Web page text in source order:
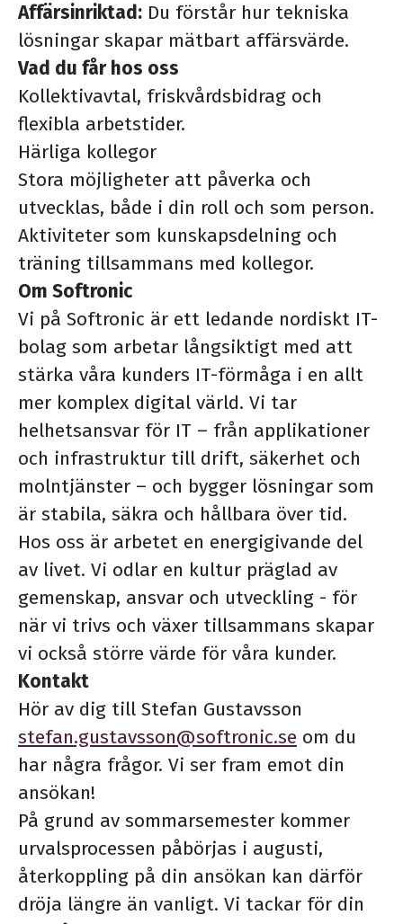
Affärsinriktad: Du förstår hur tekniska
lösningar skapar mätbart affärsvärde.
Vad du får hos oss
Kollektivavtal, friskvårdsbidrag och
flexibla arbetstider.
Härliga kollegor
Stora möjligheter att påverka och
utvecklas, både i din roll och som person.
Aktiviteter som kunskapsdelning och
träning tillsammans med kollegor.
Om Softronic
Vi på Softronic är ett ledande nordiskt IT-
bolag som arbetar långsiktigt med att
stärka våra kunders IT-förmåga i en allt
mer komplex digital värld. Vi tar
helhetsansvar för IT – från applikationer
och infrastruktur till drift, säkerhet och
molntjänster – och bygger lösningar som
är stabila, säkra och hållbara över tid.
Hos oss är arbetet en energigivande del
av livet. Vi odlar en kultur präglad av
gemenskap, ansvar och utveckling - för
när vi trivs och växer tillsammans skapar
vi också större värde för våra kunder.
Kontakt
Hör av dig till Stefan Gustavsson
stefan.gustavsson@softronic.se om du
har några frågor. Vi ser fram emot din
ansökan!
På grund av sommarsemester kommer
urvalsprocessen påbörjas i augusti,
återkoppling på din ansökan kan därför
dröja längre än vanligt. Vi tackar för din